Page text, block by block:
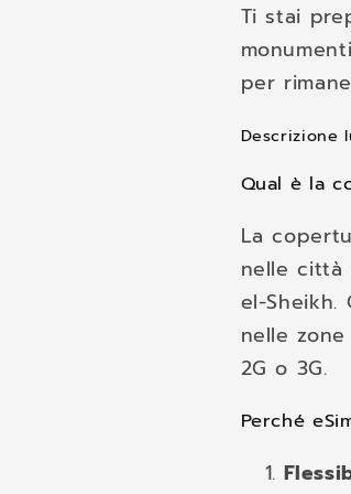
Ti stai
per
Descrizione
Qual è la
La
nelle città
el-
nelle
2G o 3G.
Perché